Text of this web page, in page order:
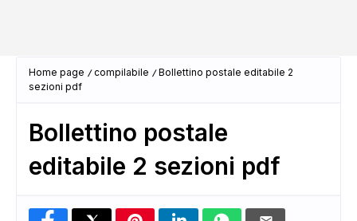
Home page compilabile
Bollettino postale editabile 2
sezioni pdf
Bollettino postale
editabile 2 sezioni pdf